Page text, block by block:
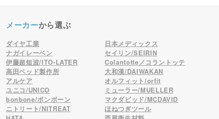
メーカーから選ぶ
ダイヤ工業
日本メディックス
ナガイレーベン
セイリン/SEIRIN
伊藤超短波/ITO-LATER
Colantotte／コラントッテ
高田ベッド製作所
大和漢/DAIWAKAN
アルケア
オルフィット/orfit
ユニコ/UNICO
ミューラー/MUELLER
bonbone/ボンボーン
マクダビッド/MCDAVID
ニトリート/NITREAT
ほねつぎツール